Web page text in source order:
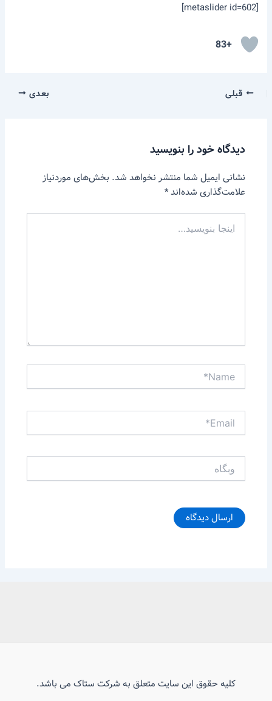
[metaslider id=602]
+83
قبلی بعدی
دیدگاه‌ خود را بنویسید
نشانی ایمیل شما منتشر نخواهد شد. بخش‌های موردنیاز
علامت‌گذاری شده‌اند*
اینجا
بنویسید…
Email*
کلیه حقوق این سایت متعلق به شرکت ستاک می باشد.